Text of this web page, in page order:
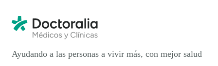
Ayudando a las personas a vivir más, con mejor salud